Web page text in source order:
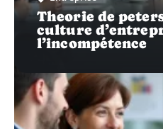
Theorie de
culture
l’incompétence